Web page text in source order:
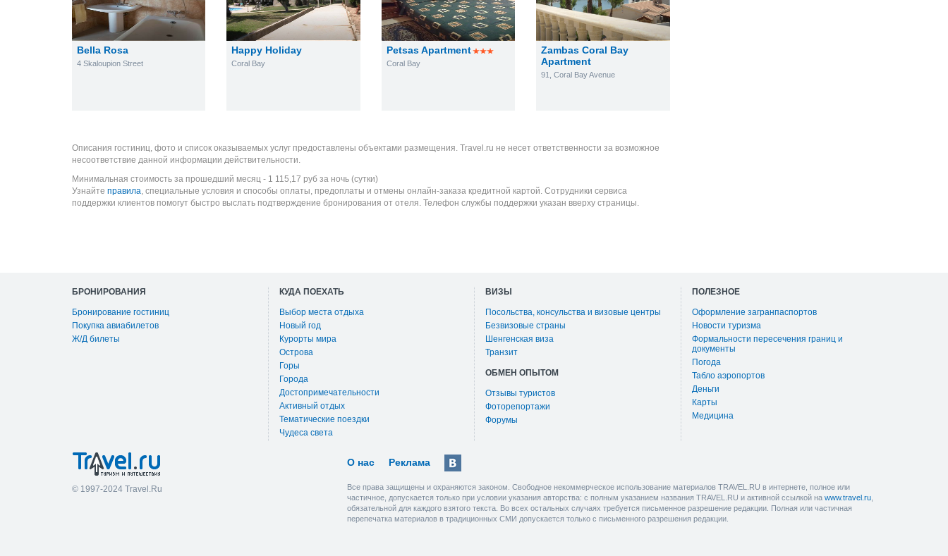
Bella Rosa
4 Skaloupion Street
Happy Holiday
Coral Bay
Petsas Apartment
Coral Bay
Zambas Coral Bay
Apartment
91, Coral Bay Avenue
Описания гостиниц, фото и список оказываемых услуг предоставлены объектами размещения. Travel.ru не несет ответственности за возможное
несоответствие данной информации действительности.
Минимальная стоимость за прошедший месяц - 1 115,17 руб за ночь (сутки)
Узнайте правила, специальные условия и способы оплаты, предоплаты и отмены онлайн-заказа кредитной картой. Сотрудники сервиса
поддержки клиентов помогут быстро выслать подтверждение бронирования от отеля. Телефон службы поддержки указан вверху страницы.
БРОНИРОВАНИЯ
Бронирование гостиниц
Покупка авиабилетов
Ж/Д билеты
КУДА ПОЕХАТЬ
Выбор места отдыха
Новый год
Курорты мира
Острова
Горы
Города
Достопримечательности
Активный отдых
Тематические поездки
Чудеса света
ВИЗЫ
Посольства, консульства и визовые центры
Безвизовые страны
Шенгенская виза
Транзит
ОБМЕН ОПЫТОМ
Отзывы туристов
Фоторепортажи
Форумы
ПОЛЕЗНОЕ
Оформление загранпаспортов
Новости туризма
Формальности пересечения границ и
документы
Погода
Табло аэропортов
Деньги
Карты
Медицина
© 1997-2024 Travel.Ru
О нас Реклама
Все права защищены и охраняются законом. Свободное некоммерческое использование материалов TRAVEL.RU в интернете, полное или
частичное, допускается только при условии указания авторства: с полным указанием названия TRAVEL.RU и активной ссылкой на www.travel.ru
обязательной для каждого взятого текста. Во всех остальных случаях требуется письменное разрешение редакции. Полная или частичная
перепечатка материалов в традиционных СМИ допускается только с письменного разрешения редакции.